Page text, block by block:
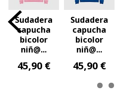
Sudadera
capucha
bicolor
niñ@...
45,90 €
Sudadera
capucha
bicolor
niñ@...
45,90 €